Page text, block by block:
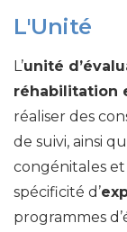
L'Unité
L’unité
réhabilitation
réaliser des
de suivi, ainsi
congénitales
spécificité d’
programmes